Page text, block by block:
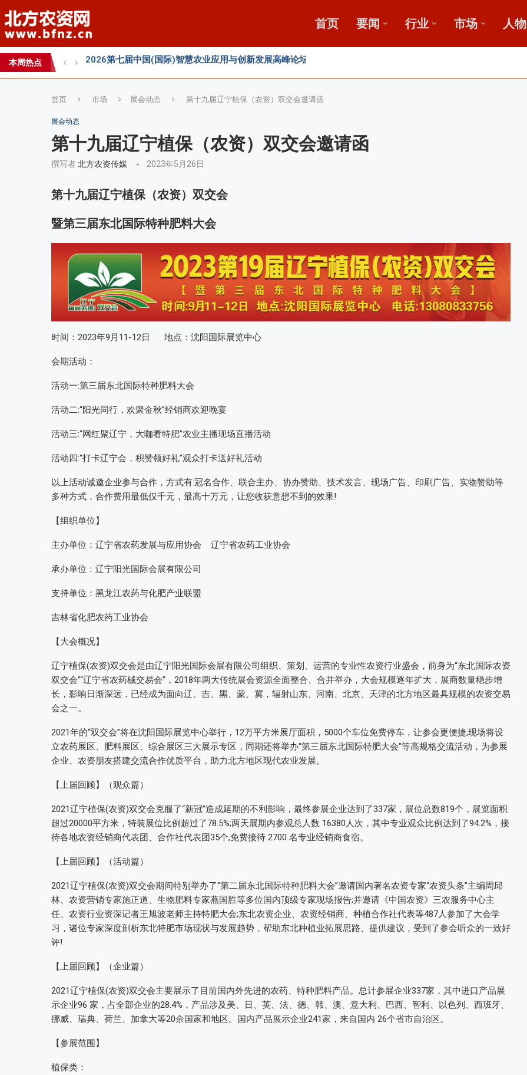
首页 要闻 行业 市场 人物
本周热点
2026中国新疆种子交易会：种业科创新征程，盛会重磅启幕
首页 市场 展会动态 第十九届辽宁植保（农资）双交会邀请函
展会动态
第十九届辽宁植保（农资）双交会邀请函
撰写者北方农资传媒 2023年5月26日
第十九届辽宁植保（农资）双交会
暨第三届东北国际特种肥料大会
时间：2023年9月11-12日 地点：沈阳国际展览中心
会期活动：
活动一:第三届东北国际特种肥料大会
活动二:“阳光同行，欢聚金秋”经销商欢迎晚宴
活动三:“网红聚辽宁，大咖看特肥”农业主播现场直播活动
活动四:“打卡辽宁会，积赞领好礼”观众打卡送好礼活动
以上活动诚邀企业参与合作，方式有:冠名合作、联合主办、协办赞助、技术发言、现场广告、印刷广告、实物赞助等
多种方式，合作费用最低仅千元，最高十万元，让您收获意想不到的效果!
【组织单位】
主办单位：辽宁省农药发展与应用协会 辽宁省农药工业协会
承办单位：辽宁阳光国际会展有限公司
支持单位：黑龙江农药与化肥产业联盟
吉林省化肥农药工业协会
【大会概况】
辽宁植保(农资)双交会是由辽宁阳光国际会展有限公司组织、策划、运营的专业性农资行业盛会，前身为“东北国际农资
双交会”“辽宁省农药械交易会”，2018年两大传统展会资源全面整合、合并举办，大会规模逐年扩大，展商数量稳步增
长，影响日渐深远，已经成为面向辽、吉、黑、蒙、冀，辐射山东、河南、北京、天津的北方地区最具规模的农资交易
会之一。
2021年的“双交会”将在沈阳国际展览中心举行，12万平方米展厅面积，5000个车位免费停车，让参会更便捷;现场将设
立农药展区、肥料展区、综合展区三大展示专区，同期还将举办“第三届东北国际特肥大会”等高规格交流活动，为参展
企业、农资朋友搭建交流合作优质平台，助力北方地区现代农业发展。
【上届回顾】（观众篇）
2021辽宁植保(农资)双交会克服了“新冠”造成延期的不利影响，最终参展企业达到了337家，展位总数819个，展览面积
超过20000平方米，特装展位比例超过了78.5%;两天展期内参观总人数 16380人次，其中专业观众比例达到了94.2%，接
待各地农资经销商代表团、合作社代表团35个,免费接待 2700 名专业经销商食宿。
【上届回顾】（活动篇）
2021辽宁植保(农资)双交会期间特别举办了“第二届东北国际特种肥料大会”邀请国内著名农资专家“农资头条”主编周邱
林、农资营销专家施正道、生物肥料专家燕国胜等多位国内顶级专家现场报告;并邀请《中国农资》三农服务中心主
任、农资行业资深记者王旭波老师主持特肥大会;东北农资企业、农资经销商、种植合作社代表等487人参加了大会学
习，诸位专家深度剖析东北特肥市场现状与发展趋势，帮助东北种植业拓展思路、提供建议，受到了参会听众的一致好
评!
【上届回顾】（企业篇）
2021辽宁植保(农资)双交会主要展示了目前国内外先进的农药、特种肥料产品。总计参展企业337家，其中进口产品展
示企业96 家，占全部企业的28.4%，产品涉及美、日、英、法、德、韩、澳、意大利、巴西、智利、以色列、西班牙、
挪威、瑞典、荷兰、加拿大等20余国家和地区。国内产品展示企业241家，来自国内 26个省市自治区。
【参展范围】
植保类：